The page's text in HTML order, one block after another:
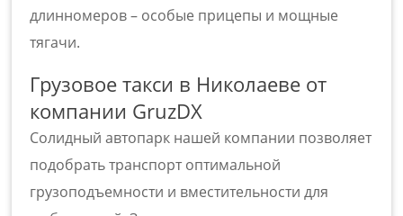
длинномеров – особые прицепы и мощные
тягачи.
Грузовое такси в Николаеве от
компании GruzDX
Солидный автопарк нашей компании позволяет
подобрать транспорт оптимальной
грузоподъемности и вместительности для